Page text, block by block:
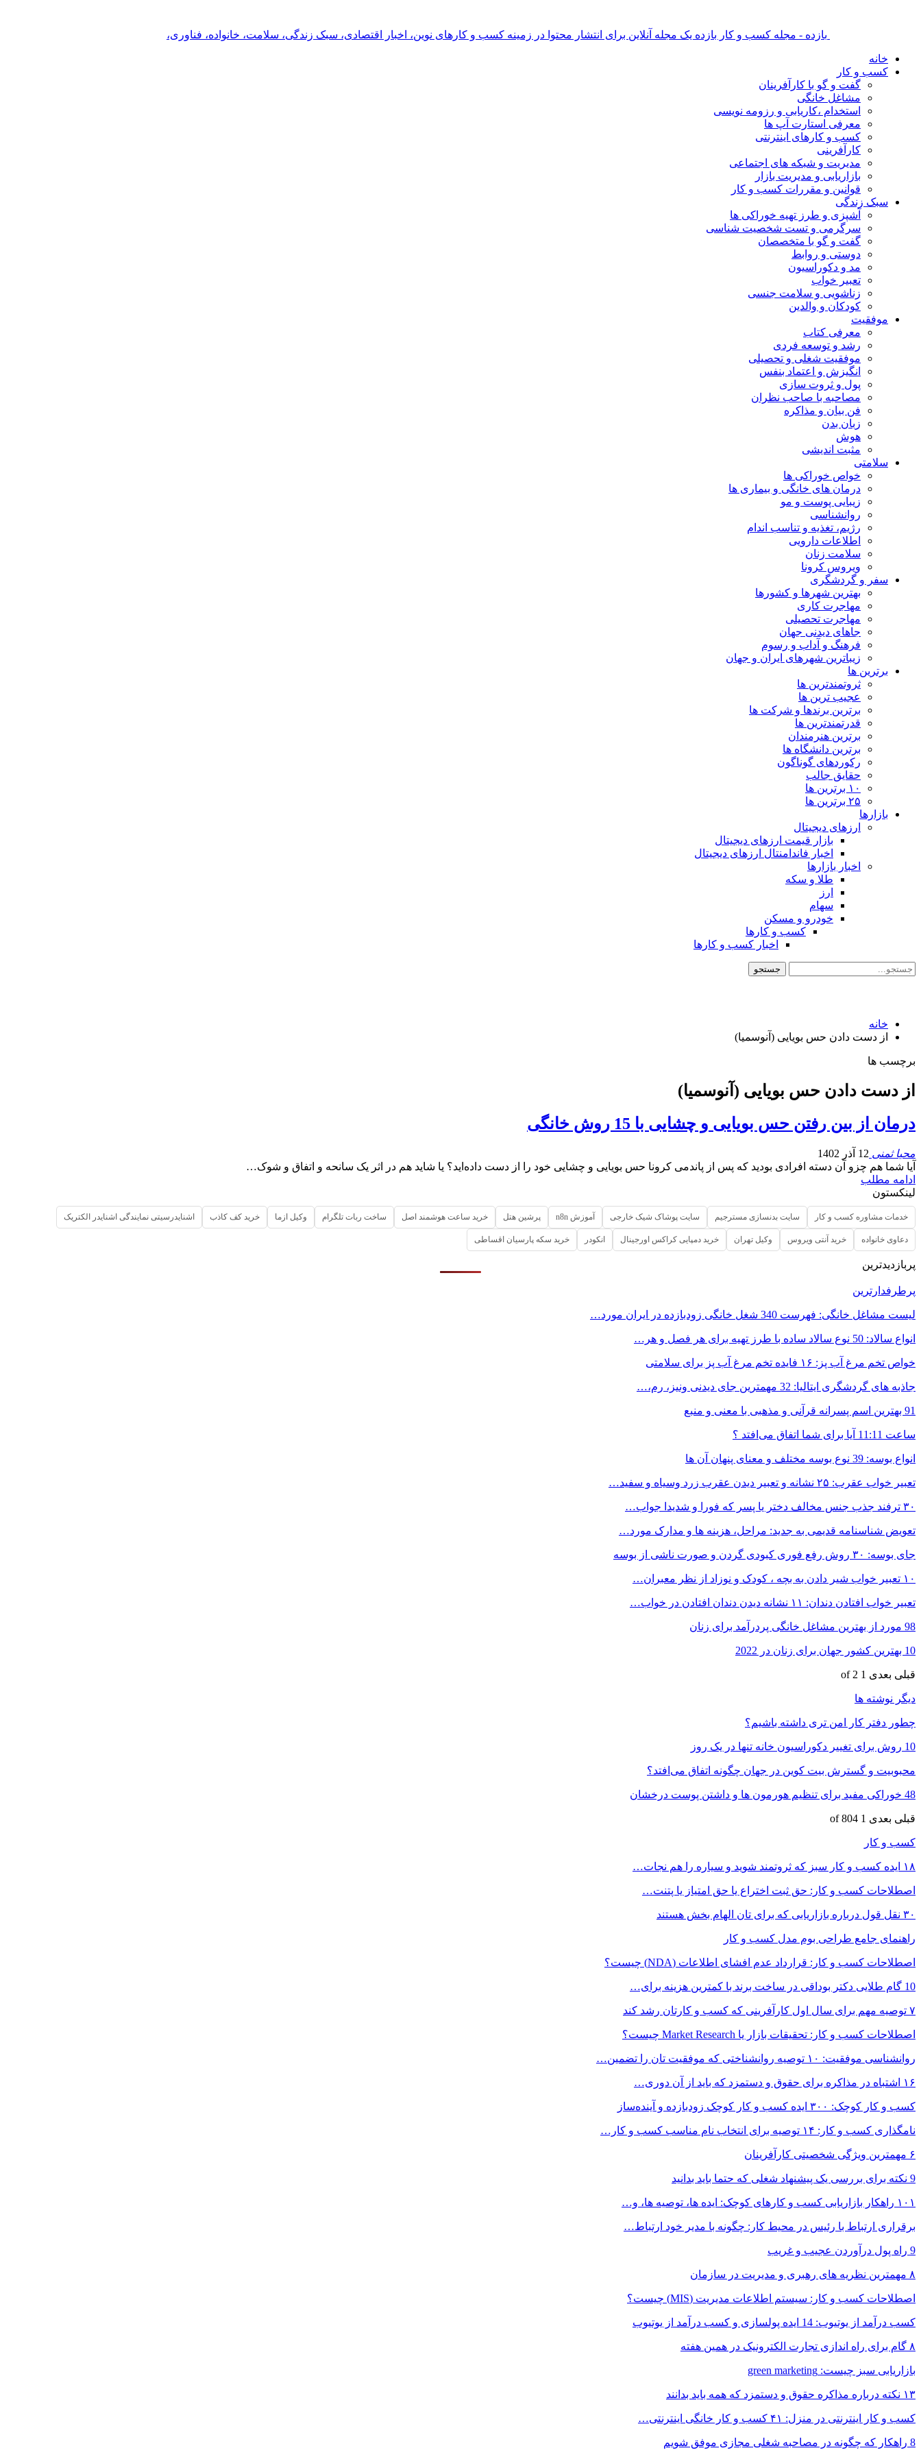
بازده - مجله کسب و کار بازده یک مجله آنلاین برای انتشار محتوا در زمینه کسب و کارهای نوین، اخبار اقتصادی، سبک زندگی، سلامت، خانواده، فناوری،
خانه
کسب و کار
گفت و گو با کارآفرینان
مشاغل خانگی
استخدام ،کاریابی و رزومه نویسی
معرفی استارت آپ ها
کسب و کارهای اینترنتی
کارآفرینی
مدیریت و شبکه های اجتماعی
بازاریابی و مدیریت بازار
قوانین و مقررات کسب و کار
سبک زندگی
آشپزی و طرز تهیه خوراکی ها
سرگرمی و تست شخصیت شناسی
گفت و گو با متخصصان
دوستی و روابط
مد و دکوراسیون
تعبیر خواب
زناشویی و سلامت جنسی
کودکان و والدین
موفقیت
معرفی کتاب
رشد و توسعه فردی
موفقیت شغلی و تحصیلی
انگیزش و اعتماد بنفس
پول و ثروت سازی
مصاحبه با صاحب نظران
فن بیان و مذاکره
زبان بدن
هوش
مثبت اندیشی
سلامتی
خواص خوراکی ها
درمان های خانگی و بیماری ها
زیبایی پوست و مو
روانشناسی
رژیم، تغذیه و تناسب اندام
اطلاعات دارویی
سلامت زنان
ویروس کرونا
سفر و گردشگری
بهترین شهرها و کشورها
مهاجرت کاری
مهاجرت تحصیلی
جاهای دیدنی جهان
فرهنگ و آداب و رسوم
زیباترین شهرهای ایران و جهان
برترین ها
ثروتمندترین ها
عجیب ترین ها
برترین برندها و شرکت ها
قدرتمندترین ها
برترین هنرمندان
برترین دانشگاه ها
رکوردهای گوناگون
حقایق جالب
۱۰ برترین ها
۲۵ برترین ها
بازارها
ارزهای دیجیتال
بازار قیمت ارزهای دیجیتال
اخبار فاندامنتال ارزهای دیجیتال
اخبار بازارها
طلا و سکه
ارز
سهام
خودرو و مسکن
کسب و کارها
اخبار کسب و کارها
خانه
از دست دادن حس بویایی (آنوسمیا)
برچسب ها
از دست دادن حس بویایی (آنوسمیا)
درمان از بین رفتن حس بویایی و چشایی با 15 روش خانگی
محیا ثمنی 12 آذر 1402
آیا شما هم چزو آن دسته افرادی بودید که پس از پاندمی کرونا حس بویایی و چشایی خود را از دست داده‌اید؟ یا شاید هم در اثر یک سانحه و اتفاق و شوک…
ادامه مطلب
لینکستون
خدمات مشاوره کسب و کار سایت بدنسازی مسترجیم سایت پوشاک شیک خارجی آموزش n8n پرشین هتل خرید ساعت هوشمند اصل ساخت ربات تلگرام وکیل ازما خرید کف کاذب اشنایدرسیتی نمایندگی اشنایدر الکتریک
دعاوی خانواده خرید آنتی ویروس وکیل تهران خرید دمپایی کراکس اورجینال انکودر خرید سکه پارسیان اقساطی
پربازدیدترین
پرطرفدارترین
لیست مشاغل خانگی: فهرست 340 شغل خانگی زودبازده در ایران مورد…
انواع سالاد: 50 نوع سالاد ساده با طرز تهیه برای هر فصل و هر…
خواص تخم مرغ آب پز: ۱۶ فایده تخم مرغ آب پز برای سلامتی
جاذبه های گردشگری ایتالیا: 32 مهمترین جای دیدنی ونیز، رم،…
91 بهترین اسم پسرانه قرآنی و مذهبی با معنی و منبع
ساعت 11:11 آیا برای شما اتفاق می‌افتد ؟
انواع بوسه: 39 نوع بوسه مختلف و معنای پنهان آن ها
تعبیر خواب عقرب: ۲۵ نشانه و تعبیر دیدن عقرب زرد وسیاه و سفید…
۳۰ ترفند جذب جنس مخالف دختر یا پسر که فورا و شدیدا جواب…
تعویض شناسنامه قدیمی به جدید: مراحل، هزینه ها و مدارک مورد…
جای بوسه: ۳۰ روش رفع فوری کبودی گردن و صورت ناشی از بوسه
۱۰ تعبیر خواب شیر دادن به بچه ، کودک و نوزاد از نظر معبران…
تعبیر خواب افتادن دندان: ۱۱ نشانه دیدن دندان افتادن در خواب…
98 مورد از بهترین مشاغل خانگی پردرآمد برای زنان
10 بهترین کشور جهان برای زنان در 2022
قبلی بعدی 1 of 2
دیگر نوشته ها
چطور دفتر کار امن تری داشته باشیم؟
10 روش برای تغییر دکوراسیون خانه تنها در یک روز
محبوبیت و گسترش بیت کوین در جهان چگونه اتفاق می‌افتد؟
48 خوراکی مفید برای تنظیم هورمون ها و داشتن پوست درخشان
قبلی بعدی 1 of 804
کسب و کار
۱۸ ایده کسب و کار سبز که ثروتمند شوید و سیاره را هم نجات…
اصطلاحات کسب و کار: حق ثبت اختراع یا حق امتیاز یا پتنت…
۳۰ نقل قول درباره بازاریابی که برای تان الهام بخش هستند
راهنمای جامع طراحی بوم مدل کسب و کار
اصطلاحات کسب و کار: قرارداد عدم افشای اطلاعات (NDA) چیست؟
10 گام طلایی دکتر بوداقی در ساخت برند با کمترین هزینه برای…
۷ توصیه مهم برای سال اول کارآفرینی که کسب و کارتان رشد کند
اصطلاحات کسب و کار: تحقیقات بازار یا Market Research چیست؟
روانشناسی موفقیت: ۱۰ توصیه روانشناختی که موفقیت تان را تضمین…
۱۶ اشتباه در مذاکره برای حقوق و دستمزد که باید از آن دوری…
کسب و کار کوچک: ۳۰۰ ایده کسب و کار کوچک زودبازده و آینده‌ساز
نامگذاری کسب و کار: ۱۴ توصیه برای انتخاب نام مناسب کسب و کار…
۶ مهمترین ویژگی شخصیتی کارآفرینان
9 نکته برای بررسی یک پیشنهاد شغلی که حتما باید بدانید
۱۰۱ راهکار بازاریابی کسب و کارهای کوچک: ایده ها، توصیه ها، و…
برقراری ارتباط با رئیس در محیط کار: چگونه با مدیر خود ارتباط…
9 راه پول درآوردن عجیب و غریب
۸ مهمترین نظریه های رهبری و مدیریت در سازمان
اصطلاحات کسب و کار: سیستم اطلاعات مدیریت (MIS) چیست؟
کسب درآمد از یوتیوب: 14 ایده پولسازی و کسب درآمد از یوتیوب
۸ گام برای راه اندازی تجارت الکترونیک در همین هفته
بازاریابی سبز چیست: green marketing
۱۳ نکته درباره مذاکره حقوق و دستمزد که همه باید بدانند
کسب و کار اینترنتی در منزل: ۴۱ کسب و کار خانگی اینترنتی…
8 راهکار که چگونه در مصاحبه شغلی مجازی موفق شویم